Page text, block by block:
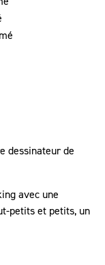
dessinateur de
avec une
petits et petits, un